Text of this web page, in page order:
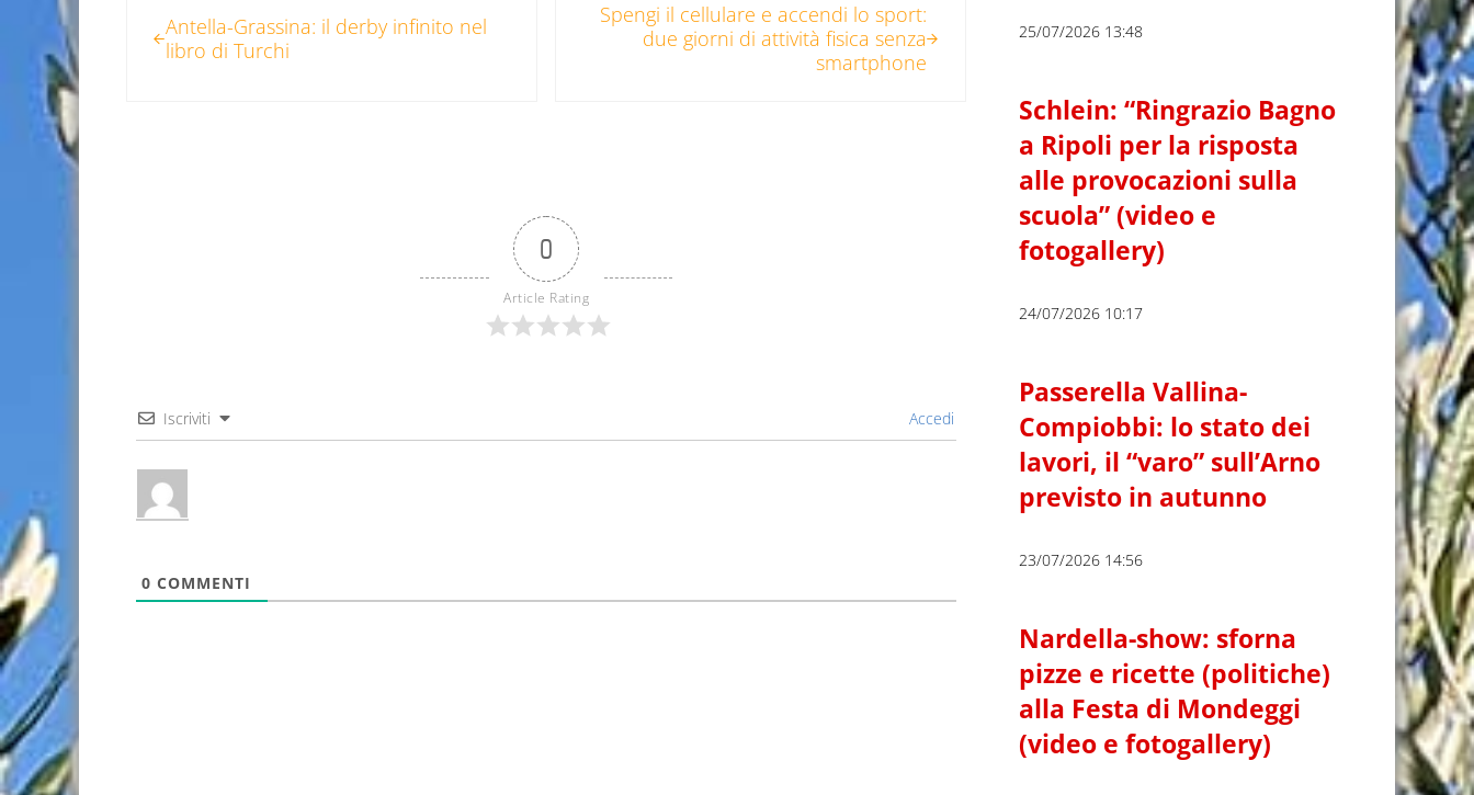
Antella-Grassina: il derby infinito nel
libro di Turchi
Spengi il cellulare e accendi lo sport:
due giorni di attività fisica senza
smartphone
0
Article Rating
Iscriviti Accedi
0 COMMENTI
25/07/2026 13:48
Schlein: “Ringrazio Bagno
a Ripoli per la risposta
alle provocazioni sulla
scuola” (video e
fotogallery)
24/07/2026 10:17
Passerella Vallina-
Compiobbi: lo stato dei
lavori, il “varo” sull’Arno
previsto in autunno
23/07/2026 14:56
Nardella-show: sforna
pizze e ricette (politiche)
alla Festa di Mondeggi
(video e fotogallery)